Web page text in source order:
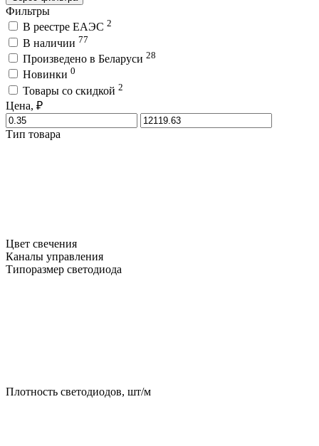
Фильтры
В реестре ЕАЭС 2
В наличии 77
Произведено в Беларуси 28
Новинки 0
Товары со скидкой 2
Цена, ₽
Тип товара
Цвет свечения
Каналы управления
Типоразмер светодиода
Плотность светодиодов, шт/м